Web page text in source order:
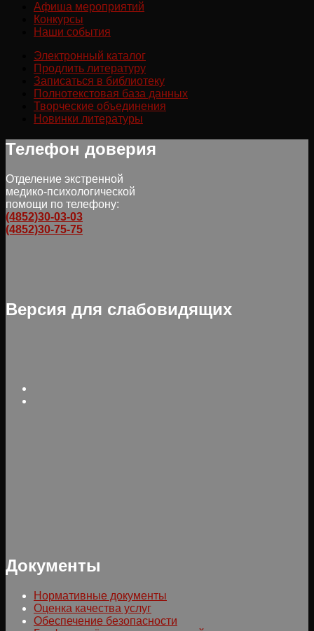
Афиша мероприятий
Конкурсы
Наши события
Электронный каталог
Продлить литературу
Записаться в библиотеку
Полнотекстовая база данных
Творческие объединения
Новинки литературы
Телефон доверия
Отделение экстренной
медико-психологической
помощи по телефону:
(4852)30-03-03
(4852)30-75-75
Версия для слабовидящих
Документы
Нормативные документы
Оценка качества услуг
Обеспечение безопасности